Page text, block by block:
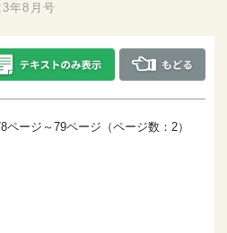
年8月号
ページ～79ページ（ページ数：2）